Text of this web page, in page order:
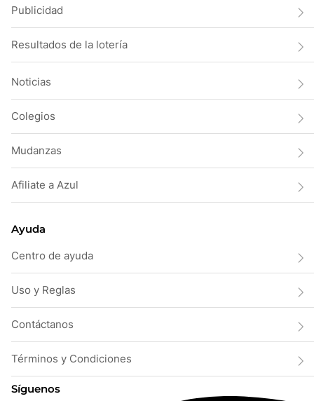
Publicidad
Resultados de la lotería
Noticias
Colegios
Mudanzas
Afiliate a Azul
Ayuda
Centro de ayuda
Uso y Reglas
Contáctanos
Términos y Condiciones
Síguenos